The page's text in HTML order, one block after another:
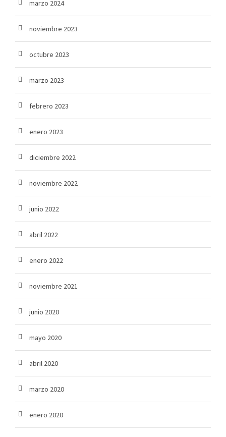
marzo 2024
noviembre 2023
octubre 2023
marzo 2023
febrero 2023
enero 2023
diciembre 2022
noviembre 2022
junio 2022
abril 2022
enero 2022
noviembre 2021
junio 2020
mayo 2020
abril 2020
marzo 2020
enero 2020